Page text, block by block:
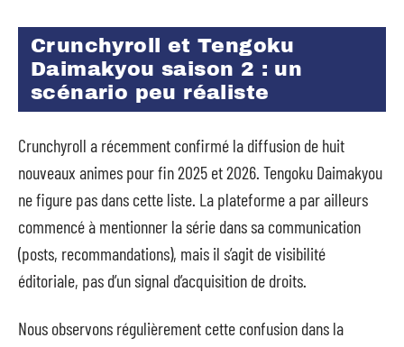
Crunchyroll et Tengoku
Daimakyou saison 2 : un
scénario peu réaliste
Crunchyroll a récemment confirmé la diffusion de huit
nouveaux animes pour fin 2025 et 2026. Tengoku Daimakyou
ne figure pas dans cette liste. La plateforme a par ailleurs
commencé à mentionner la série dans sa communication
(posts, recommandations), mais il s’agit de visibilité
éditoriale, pas d’un signal d’acquisition de droits.
Nous observons régulièrement cette confusion dans la